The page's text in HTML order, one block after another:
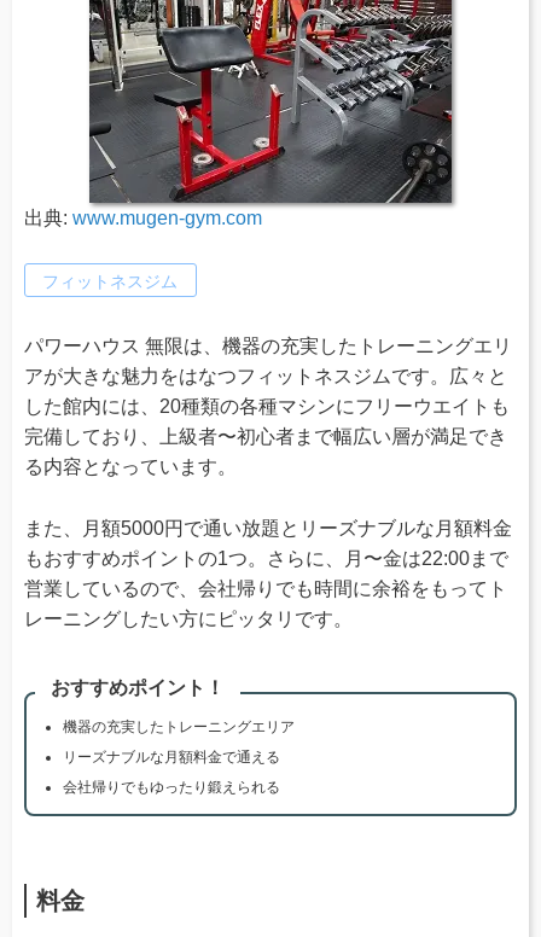
出典: www.mugen-gym.com
フィットネスジム
パワーハウス 無限は、機器の充実したトレーニングエリ
アが大きな魅力をはなつフィットネスジムです。広々と
した館内には、20種類の各種マシンにフリーウエイトも
完備しており、上級者〜初心者まで幅広い層が満足でき
る内容となっています。
また、月額5000円で通い放題とリーズナブルな月額料金
もおすすめポイントの1つ。さらに、月〜金は22:00まで
営業しているので、会社帰りでも時間に余裕をもってト
レーニングしたい方にピッタリです。
おすすめポイント！
機器の充実したトレーニングエリア
リーズナブルな月額料金で通える
会社帰りでもゆったり鍛えられる
料金